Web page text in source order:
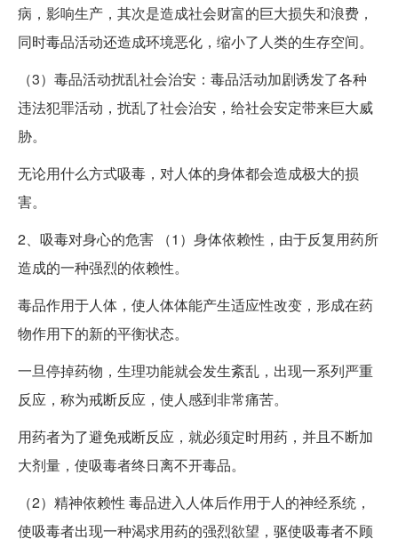
病，影响生产，其次是造成社会财富的巨大损失和浪费，
同时毒品活动还造成环境恶化，缩小了人类的生存空间。
（3）毒品活动扰乱社会治安：毒品活动加剧诱发了各种
违法犯罪活动，扰乱了社会治安，给社会安定带来巨大威
胁。
无论用什么方式吸毒，对人体的身体都会造成极大的损
害。
2、吸毒对身心的危害 （1）身体依赖性，由于反复用药所
造成的一种强烈的依赖性。
毒品作用于人体，使人体体能产生适应性改变，形成在药
物作用下的新的平衡状态。
一旦停掉药物，生理功能就会发生紊乱，出现一系列严重
反应，称为戒断反应，使人感到非常痛苦。
用药者为了避免戒断反应，就必须定时用药，并且不断加
大剂量，使吸毒者终日离不开毒品。
（2）精神依赖性 毒品进入人体后作用于人的神经系统，
使吸毒者出现一种渴求用药的强烈欲望，驱使吸毒者不顾